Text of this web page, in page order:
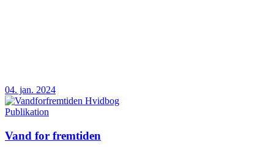
04. jan. 2024
Publikation
Vand for fremtiden